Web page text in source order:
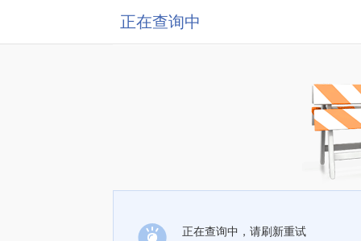
正在查询中
正在查询中，请刷新重试